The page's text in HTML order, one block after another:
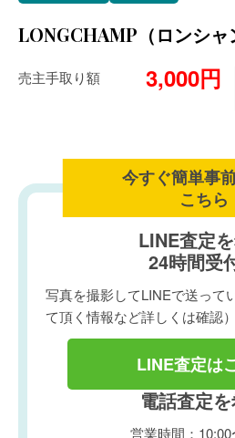
LONGCHAMP（ロンシ
売主手取り額 3,000円
今すぐ簡単事
こちら
LINE査定
24時間受
写真を撮影してLINEで送って
て頂く情報など詳しくは確認）
LINE査定は
電話査定
営業時間：10:00